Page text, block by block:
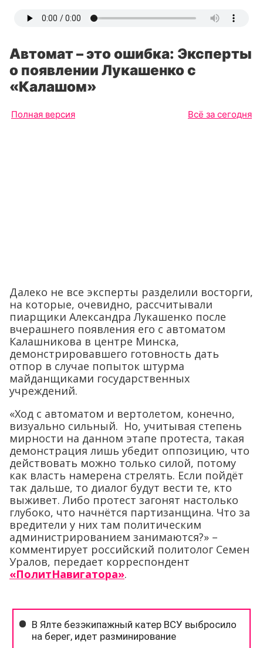
Автомат – это ошибка: Эксперты
о появлении Лукашенко с
«Калашом»
Полная версия Всё за сегодня
Далеко не все эксперты разделили восторги,
на которые, очевидно, рассчитывали
пиарщики Александра Лукашенко после
вчерашнего появления его с автоматом
Калашникова в центре Минска,
демонстрировавшего готовность дать
отпор в случае попыток штурма
майданщиками государственных
учреждений.
«Ход с автоматом и вертолетом, конечно,
визуально сильный. Но, учитывая степень
мирности на данном этапе протеста, такая
демонстрация лишь убедит оппозицию, что
действовать можно только силой, потому
как власть намерена стрелять. Если пойдёт
так дальше, то диалог будут вести те, кто
выживет. Либо протест загонят настолько
глубоко, что начнётся партизанщина. Что за
вредители у них там политическим
администрированием занимаются?» –
комментирует российский политолог Семен
Уралов, передает корреспондент
«ПолитНавигатора».